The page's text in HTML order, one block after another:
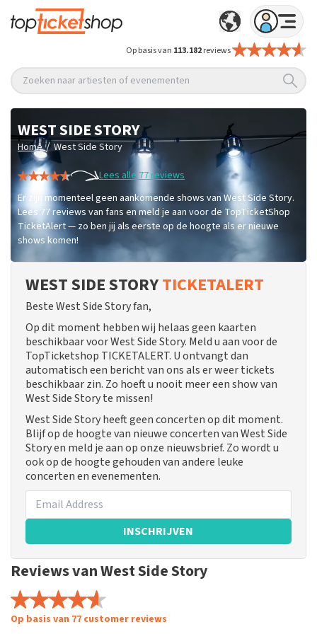
Op basis van 113.182reviews
Zoeken naar artiesten of evenementen
WEST SIDE STORY
Home / West Side Story
Lees alle 77 reviews
Er zijn momenteel geen aankomende shows van West Side Story.
Lees 77 reviews van fans en meld je aan voor de TopTicketShop
TicketAlert — zo ben jij als eerste op de hoogte als er nieuwe
shows komen!
WEST SIDE STORYTICKETALERT
Beste West Side Story fan,
Op dit moment hebben wij helaas geen kaarten
beschikbaar voor West Side Story. Meld u aan voor de
TopTicketshop TICKETALERT. U ontvangt dan
automatisch een bericht van ons als er weer tickets
beschikbaar zin. Zo hoeft u nooit meer een show van
West Side Story te missen!
West Side Story heeft geen concerten op dit moment.
Blijf op de hoogte van nieuwe concerten van West Side
Story en meld je aan op onze nieuwsbrief. Zo wordt u
ook op de hoogte gehouden van andere leuke
concerten en evenementen.
INSCHRIJVEN
Reviews van West Side Story
Op basis van 77 customer reviews